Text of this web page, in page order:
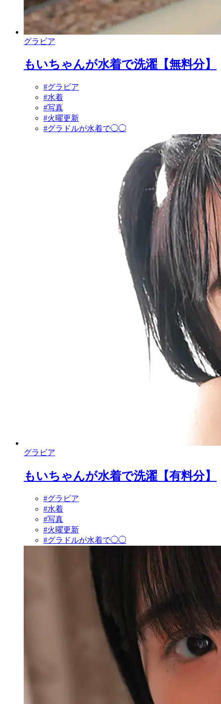
グラビア
もいちゃんが水着で洗濯【無料分】
#グラビア
#水着
#写真
#火曜更新
#グラドルが水着で◯◯
グラビア
もいちゃんが水着で洗濯【有料分】
#グラビア
#水着
#写真
#火曜更新
#グラドルが水着で◯◯